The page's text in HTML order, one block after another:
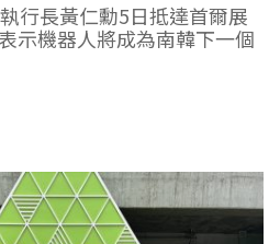
行長黃仁勳5日抵達首爾展
示機器人將成為南韓下一個